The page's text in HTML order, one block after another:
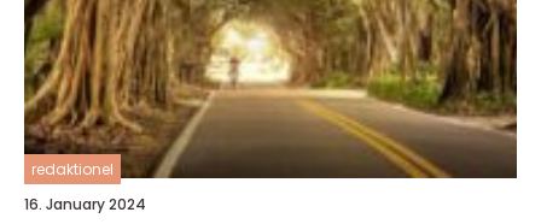
redaktionel
16. January 2024